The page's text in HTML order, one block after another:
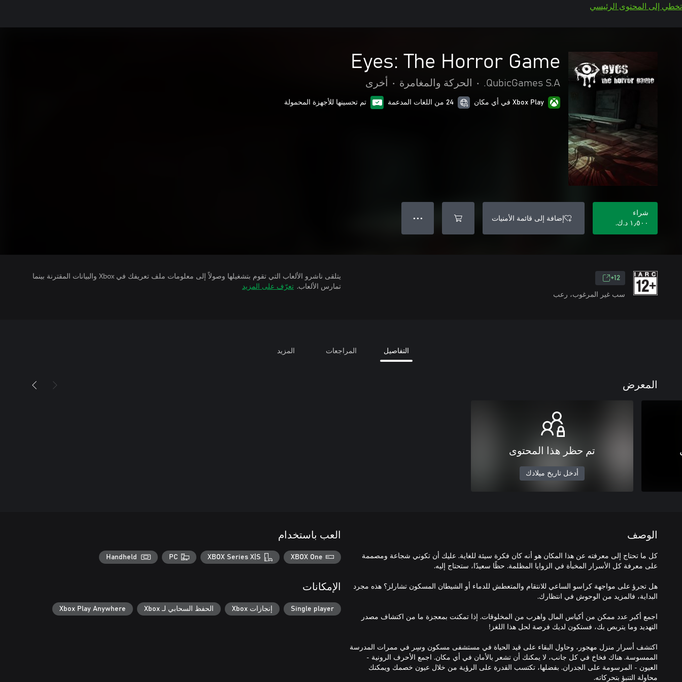
تخطي إلى المحتوى الرئيسي
Eyes: The Horror Game
QubicGames S.A.
• الحركة والمغامرة • أخرى
Xbox Play في أي مكان 24 من اللغات المدعمة تم تحسينها للأجهزة المحمولة
شراء
١٫٥٠٠ د.ك.‏
إضافة إلى قائمة الأمنيات ● ● ●
12+
سب غير المرغوب، رعب
يتلقى ناشرو الألعاب التي تقوم بتشغيلها وصولاً إلى معلومات ملف تعريفك في Xbox والبيانات المقترنة بينما
تمارس الألعاب. تعرّف على المزيد
التفاصيل المراجعات المزيد
المعرض
تم حظر هذا المحتوى
أدخل تاريخ ميلادك
الوصف
كل ما تحتاج إلى معرفته عن هذا المكان هو أنه كان فكرة سيئة للغاية. عليك أن تكوني شجاعة ومصممة
هل تجرؤ على مواجهة كراسو الساعي للانتقام والمتعطش للدماء أو الشيطان المسكون تشارلز؟ هذه مجرد
اجمع أكبر عدد ممكن من أكياس المال واهرب من المخلوقات. إذا تمكنت بمعجزة ما من اكتشاف مصدر
اكتشف أسرار منزل مهجور، وحاول البقاء على قيد الحياة في مستشفى مسكون وسِر في ممرات المدرسة
الممسوسة. هناك فخاخ في كل جانب، لا يمكنك أن تشعر بالأمان في أي مكان. اجمع الأحرف الرونية -
العيون - المرسومة على الجدران. بفضلها، تكتسب القدرة على الرؤية من خلال عيون خصمك ويمكنك
العب باستخدام
XBOX One
XBOX Series X|S
PC
Handheld
الإمكانات
Single player إنجازات Xbox الحفظ السحابي لـ Xbox Xbox Play Anywhere